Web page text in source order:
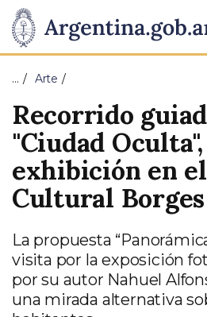
Presidencia
de
la
Nación
Pasar al contenido principal
… Arte
Recorrido
"Ciudad
exhibición en
Cultural Borges
La propuesta
visita por la exposición
por su autor Nahuel
una mirada alternativa